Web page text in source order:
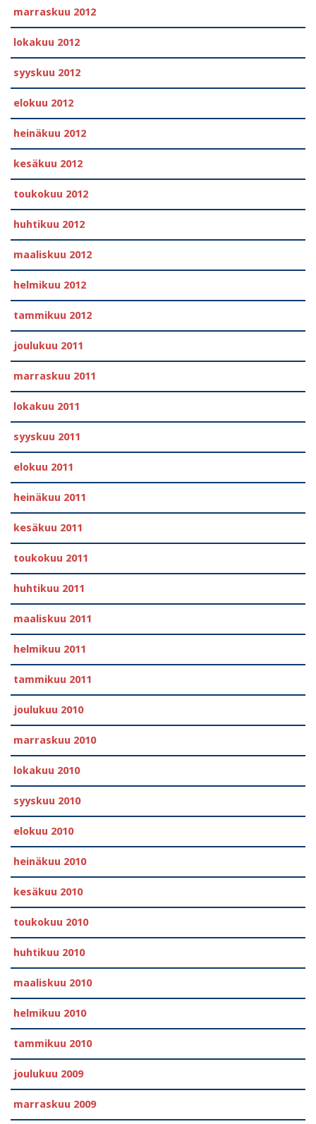
marraskuu 2012
lokakuu 2012
syyskuu 2012
elokuu 2012
heinäkuu 2012
kesäkuu 2012
toukokuu 2012
huhtikuu 2012
maaliskuu 2012
helmikuu 2012
tammikuu 2012
joulukuu 2011
marraskuu 2011
lokakuu 2011
syyskuu 2011
elokuu 2011
heinäkuu 2011
kesäkuu 2011
toukokuu 2011
huhtikuu 2011
maaliskuu 2011
helmikuu 2011
tammikuu 2011
joulukuu 2010
marraskuu 2010
lokakuu 2010
syyskuu 2010
elokuu 2010
heinäkuu 2010
kesäkuu 2010
toukokuu 2010
huhtikuu 2010
maaliskuu 2010
helmikuu 2010
tammikuu 2010
joulukuu 2009
marraskuu 2009